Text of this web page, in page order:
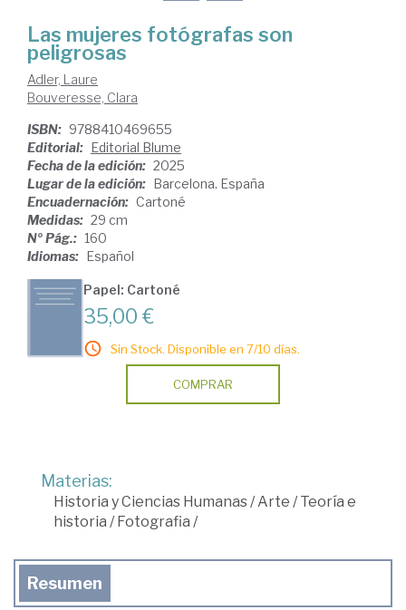
Las mujeres fotógrafas son
peligrosas
Adler, Laure
Bouveresse, Clara
ISBN: 9788410469655
Editorial: Editorial Blume
Fecha de la edición: 2025
Lugar de la edición: Barcelona. España
Encuadernación: Cartoné
Medidas: 29 cm
Nº Pág.: 160
Idiomas: Español
Papel: Cartoné
35,00 €
Sin Stock. Disponible en 7/10 días.
COMPRAR
Materias:
Historia y Ciencias Humanas /Arte /Teoría e
historia /Fotografia /
Resumen